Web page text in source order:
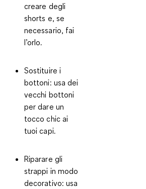
creare degli
shorts e, se
necessario, fai
l’orlo.
Sostituire i
bottoni: usa dei
vecchi bottoni
per dare un
tocco chic ai
tuoi capi.
Riparare gli
strappi in modo
decorativo: usa